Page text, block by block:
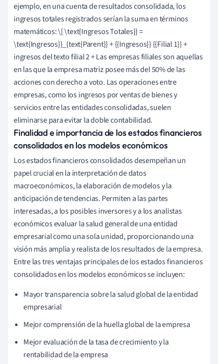
ejemplo, en una cuenta de resultados consolidada, los
ingresos totales registrados serían la suma en términos
matemáticos: \[ \text{Ingresos Totales}} =
\text{Ingresos}}_{text{Parent}} + {{Ingresos}} {{Filial 1}} +
ingresos del texto filial 2 + Las empresas filiales son aquellas
en las que la empresa matriz posee más del 50% de las
acciones con derecho a voto. Las operaciones entre
empresas, como los ingresos por ventas de bienes y
servicios entre las entidades consolidadas, suelen
eliminarse para evitar la doble contabilidad.
Finalidad e importancia de los estados financieros
consolidados en los modelos económicos
Los estados financieros consolidados desempeñan un
papel crucial en la interpretación de datos
macroeconómicos, la elaboración de modelos y la
anticipación de tendencias. Permiten a las partes
interesadas, a los posibles inversores y a los analistas
económicos evaluar la salud general de una entidad
empresarial como una sola unidad, proporcionando una
visión más amplia y realista de los resultados de la empresa.
Entre las tres ventajas principales de los estados financieros
consolidados en los modelos económicos se incluyen:
Mayor transparencia sobre la salud global de la entidad
empresarial
Mejor comprensión de la huella global de la empresa
Mejor evaluación de la tasa de crecimiento y la
rentabilidad de la empresa